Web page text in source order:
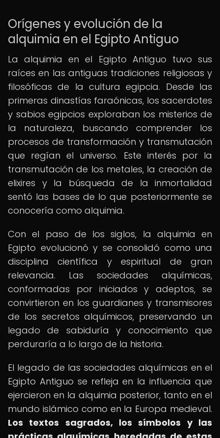
Orígenes y evolución de la
alquimia en el Egipto Antiguo
La alquimia en el Egipto Antiguo tuvo sus
raíces en las antiguas tradiciones religiosas y
filosóficas de la cultura egipcia. Desde las
primeras dinastías faraónicas, los sacerdotes
y sabios egipcios exploraban los misterios de
la naturaleza, buscando comprender los
procesos de transformación y transmutación
que regían el universo. Este interés por la
transmutación de los metales, la creación de
elixires y la búsqueda de la inmortalidad
sentó las bases de lo que posteriormente se
conocería como alquimia.
Con el paso de los siglos, la alquimia en
Egipto evolucionó y se consolidó como una
disciplina científica y espiritual de gran
relevancia. Las sociedades alquímicas,
conformadas por iniciados y adeptos, se
convirtieron en los guardianes y transmisores
de los secretos alquímicos, preservando un
legado de sabiduría y conocimiento que
perduraría a lo largo de la historia.
El legado de las sociedades alquímicas en el
Egipto Antiguo se refleja en la influencia que
ejercieron en la alquimia posterior, tanto en el
mundo islámico como en la Europa medieval.
Los textos sagrados, los símbolos y las